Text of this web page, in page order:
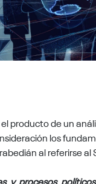
producto de un
los
al referirse al
y procesos